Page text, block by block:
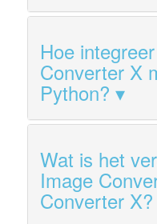
Hoe
Converter X
Python?
Wat is het
Image
Converter X?